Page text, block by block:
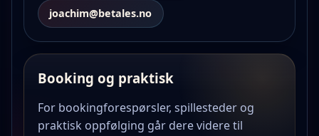
joachim@betales.no
Booking og praktisk
For bookingforespørsler, spillesteder og
praktisk oppfølging går dere videre til